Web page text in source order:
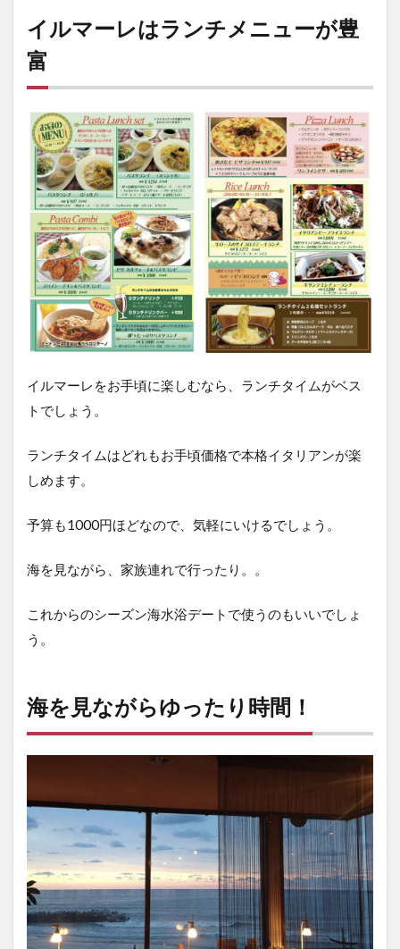
見な
ゆっ
間！
3
高浜
町で
は珍
しく
夜
10
時ま
で営
業！
4
イ
マ
レ
場
所
と
報
イルマーレはランチメニューが豊
富
イルマーレをお手頃に楽しむなら、ランチタイムがベス
トでしょう。
ランチタイムはどれもお手頃価格で本格イタリアンが楽
しめます。
予算も1000円ほどなので、気軽にいけるでしょう。
海を見ながら、家族連れで行ったり。。
これからのシーズン海水浴デートで使うのもいいでしょ
う。
海を見ながらゆったり時間！